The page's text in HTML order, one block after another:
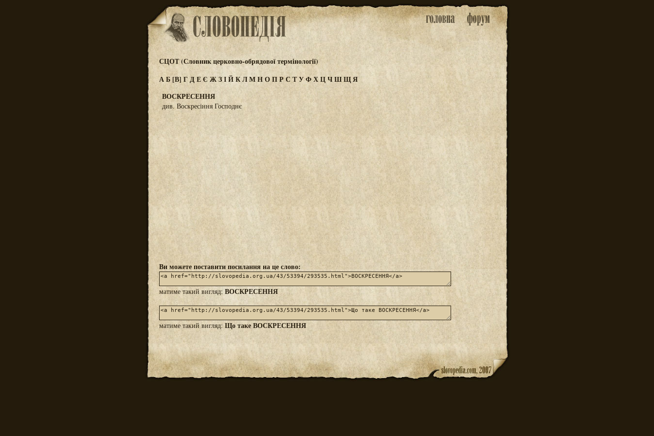
СЦОТ (Словник церковно-обрядової термінології)
АБ[В] Г ДЕЄ ЖЗІЙКЛМНОПРСТУФХЦЧШЩЯ
ВОСКРЕСЕННЯ
див. Воскресіння Господнє
Ви можете поставити посилання на це слово:
матиме такий вигляд: ВОСКРЕСЕННЯ
матиме такий вигляд:Що таке ВОСКРЕСЕННЯ